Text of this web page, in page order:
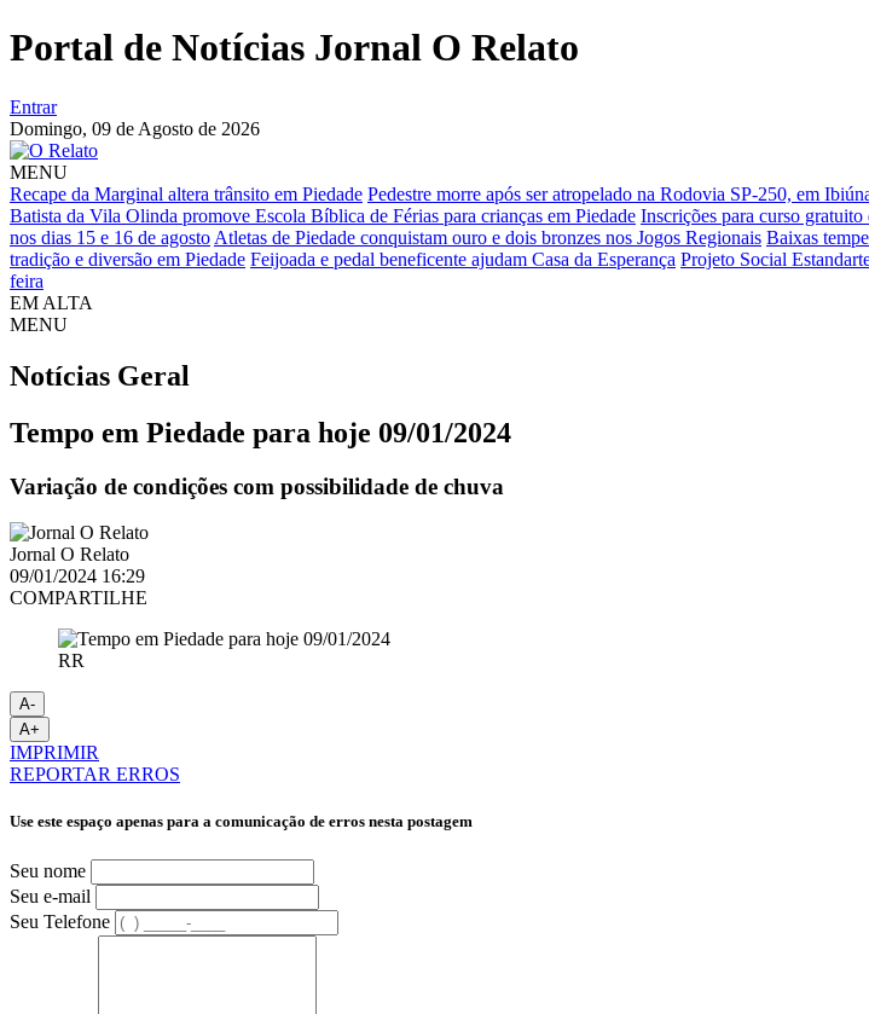
Portal de Notícias Jornal O Relato
Entrar
Domingo, 09 de Agosto de 2026
MENU
Recape da Marginal altera trânsito em Piedade Pedestre morre após ser atropelado na Rodovia SP-250, em
Batista da Vila Olinda promove Escola Bíblica de Férias para crianças em Piedade Inscrições para curso gratuito
nos dias 15 e 16 de agosto Atletas de Piedade conquistam ouro e dois bronzes nos Jogos Regionais Baixas
tradição e diversão em Piedade Feijoada e pedal beneficente ajudam Casa da Esperança Projeto Social
feira
EM ALTA
MENU
Notícias Geral
Tempo em Piedade para hoje 09/01/2024
Variação de condições com possibilidade de chuva
Jornal O Relato
09/01/2024 16:29
COMPARTILHE
RR
A-
A+
IMPRIMIR
REPORTAR ERROS
Use este espaço apenas para a comunicação de erros nesta postagem
Seu nome
Seu e-mail
Seu Telefone